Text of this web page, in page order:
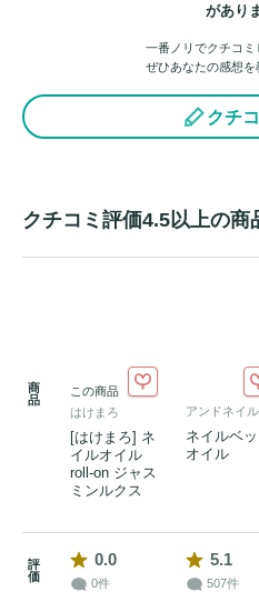
があり
一番ノリでクチコミ
ぜひあなたの感想を
クチ
クチコミ評価4.5以上の商
商
品
この商品
はけまろ
[はけまろ] ネ
イルオイル
roll-on ジャス
ミンルクス
アンドネイル
ネイルベ
オイル
評
価
0.0
0件
5.1
507件